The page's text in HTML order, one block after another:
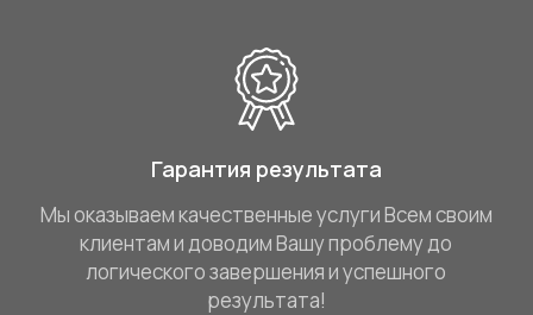
Гарантия результата
Мы оказываем качественные услуги Всем своим
клиентам и доводим Вашу проблему до
логического завершения и успешного
результата!